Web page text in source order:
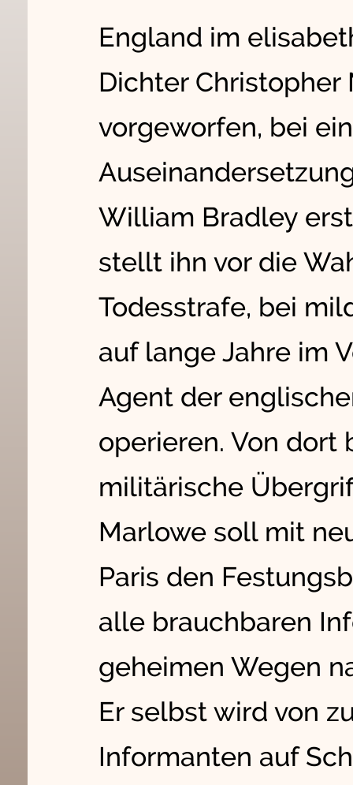
England im
Dichter Christopher
vorgeworfen, bei
William Bradley
stellt ihn vor die
Todesstrafe, bei
auf lange Jahre im
Agent der
operieren. Von dort
militärische
Marlowe soll mit
Paris den
alle brauchbaren
geheimen Wegen
Er selbst wird von
Informanten auf